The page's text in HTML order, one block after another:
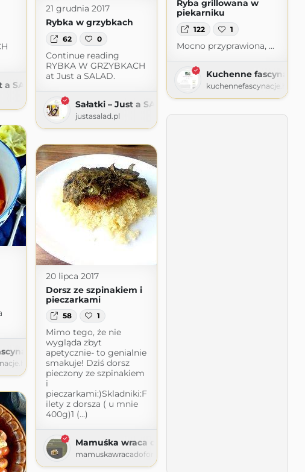
SALAD
Ryba grillowana w
piekarniku
122 1
Mocno przyprawiona, ...
Kuchenne fascynacje
21 grudnia 2017
Rybka w grzybkach
62 0
Continue reading
RYBKA W GRZYBKACH
at Just a SALAD.
Sałatki – Just a SALAD
justasalad.pl
20 lipca 2017
Dorsz ze szpinakiem i
pieczarkami
58 1
Mimo tego, że nie
wygląda zbyt
apetycznie- to genialnie
smakuje! Dziś dorsz
pieczony ze szpinakiem
i
pieczarkami:)Skladniki:F
ilety z dorsza ( u mnie
400g)1 (...)
Mamuśka wraca do formy
mamuskawracadoformy.blogspot.com